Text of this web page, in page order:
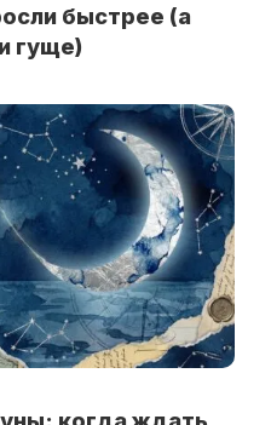
быстрее (а
гуще)